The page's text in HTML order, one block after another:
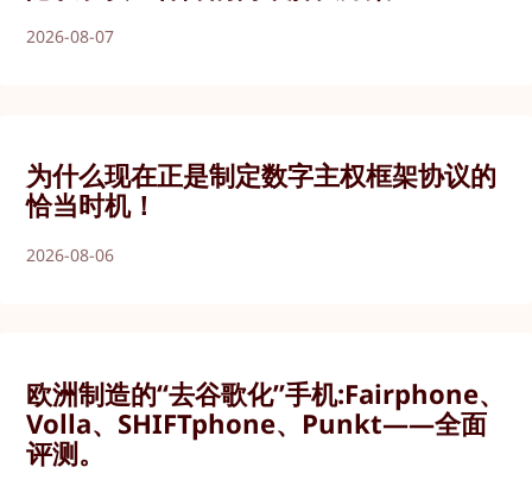
2026-08-07
为什么现在正是制定数字主权框架协议的
恰当时机！
2026-08-06
欧洲制造的“去谷歌化”手机:Fairphone、
Volla、SHIFTphone、Punkt——全面
评测。